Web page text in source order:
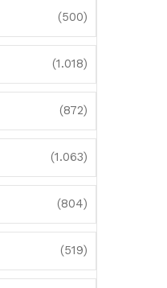
(500)
(1.018)
(872)
(1.063)
(804)
(519)